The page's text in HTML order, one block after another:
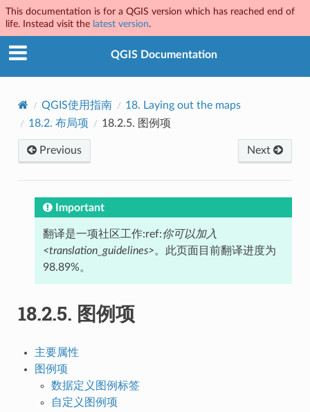
This documentation is for a QGIS version which has reached end of
life. Instead visit the latest version.
QGIS Documentation
QGIS使用指南 18. Laying out the maps
18.2. 布局项 18.2.5. 图例项
Previous Next
Important
翻译是一项社区工作:ref:你可以加入
<translation_guidelines>。此页面目前翻译进度为
98.89%。
18.2.5. 图例项
主要属性
图例项
数据定义图例标签
自定义图例项